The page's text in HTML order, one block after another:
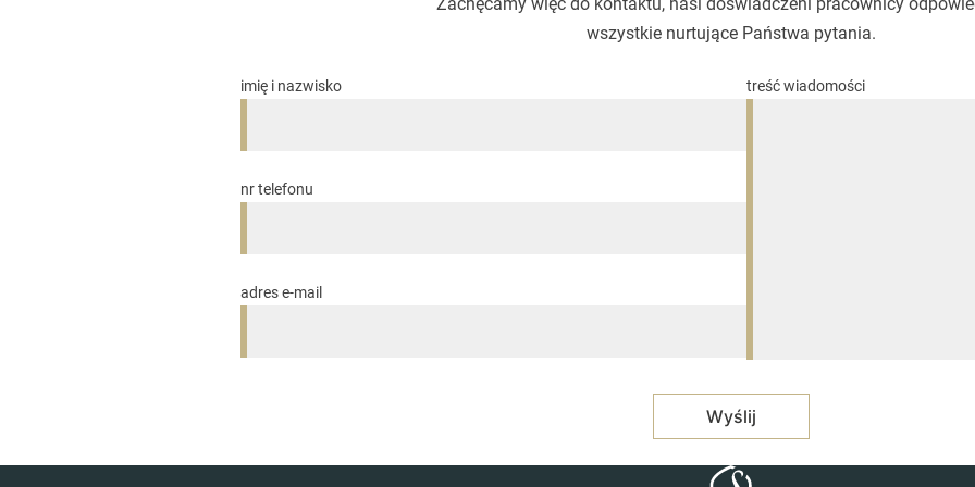
wszystkie nurtujące Państwa pytania.
imię i nazwisko
nr telefonu
adres e-mail
treść wiadomości